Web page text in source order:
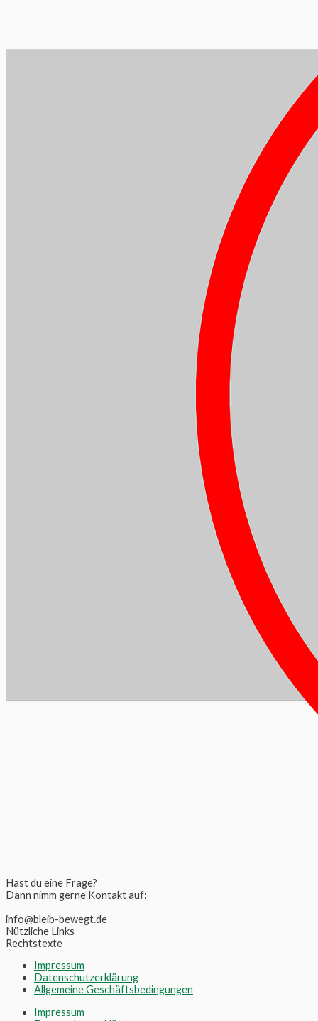
Hast du eine Frage?
Dann nimm gerne Kontakt auf:
info@bleib-bewegt.de
Nützliche Links
Rechtstexte
Impressum
Datenschutzerklärung
Allgemeine Geschäftsbedingungen
Impressum